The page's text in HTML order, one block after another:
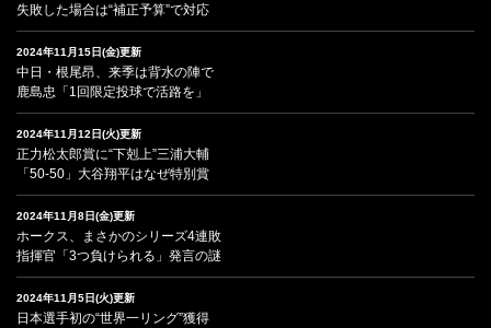
失敗した場合は“補正予算”で対応
2024年11月15日(金)更新
中日・根尾昂、来季は背水の陣で
鹿島忠「1回限定投球で活路を」
2024年11月12日(火)更新
正力松太郎賞に“下剋上”三浦大輔
「50-50」大谷翔平はなぜ特別賞
2024年11月8日(金)更新
ホークス、まさかのシリーズ4連敗
指揮官「3つ負けられる」発言の謎
2024年11月5日(火)更新
日本選手初の“世界一リング”獲得